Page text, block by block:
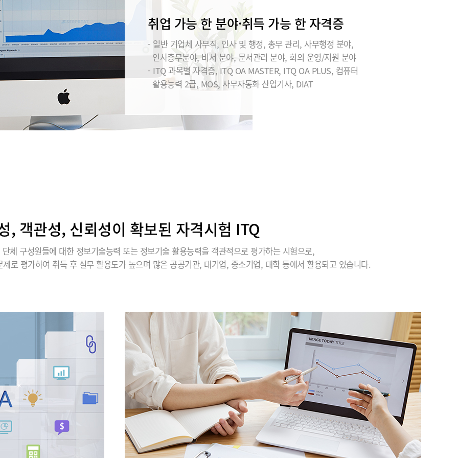
취업 가능 한 분야·취득 가능 한 자격증
- 일반 기업체 사무직, 인사 및 행정, 총무 관리, 사무행정 분야,
인사총무분야, 비서 분야, 문서관리 분야, 회의 운영/지원 분야
- ITQ 과목별 자격증, ITQ OA MASTER, ITQ OA PLUS, 컴퓨터
활용능력 2급, MOS, 사무자동화 산업기사, DIAT
, 객관성, 신뢰성이 확보된 자격시험 ITQ
체 구성원들에 대한 정보기술능력 또는 정보기술 활용능력을 객관적으로 평가하는 시험으로,
로 평가하여 취득 후 실무 활용도가 높으며 많은 공공기관, 대기업, 중소기업, 대학 등에서 활용되고 있습니다.
우선 저희 팀을 위해 애써주신 서일근 멘토님
께 진심으로 감사드립니다. 항상 본인 일처럼
성심껏 신경 써주시고, 더 나은 방향과 방법을
제시해 주셔서 많은 것을 배울 수 있었습니
유ㅇㅇ ★★★★★
선생님께서 업무와 관련된 실무 지식도 풍부
하게 알려주셔서 실제 현장에서 바로 활용할
수 있도록 많은 연습과 학습을 지도해 주셨습
니다. 기초 부분도 꼼꼼하게 가르쳐 주시고,